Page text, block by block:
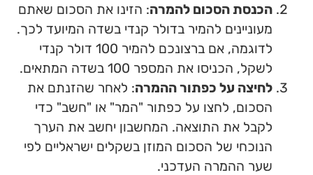
הכנסת הסכום להמרה: הזינו את הסכום שאתם
מעוניינים להמיר בדולר קנדי בשדה המיועד לכך.
לדוגמה, אם ברצונכם להמיר 100 דולר קנדי
לשקל, הכניסו את המספר 100 בשדה המתאים.
לחיצה על כפתור ההמרה: לאחר שהזנתם את
הסכום, לחצו על כפתור "המר" או "חשב" כדי
לקבל את התוצאה. המחשבון יחשב את הערך
הנוכחי של הסכום המוזן בשקלים ישראליים לפי
שער ההמרה העדכני.